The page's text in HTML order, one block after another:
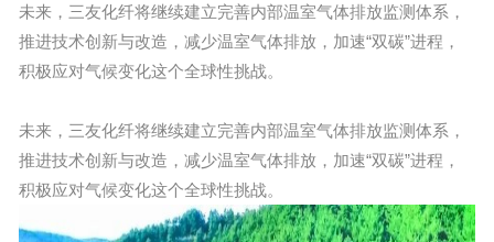
未来，三友化纤将继续建立完善内部温室气体排放监测体系，
推进技术创新与改造，减少温室气体排放，加速“双碳”进程，
积极应对气候变化这个全球性挑战。
未来，三友化纤将继续建立完善内部温室气体排放监测体系，
推进技术创新与改造，减少温室气体排放，加速“双碳”进程，
积极应对气候变化这个全球性挑战。